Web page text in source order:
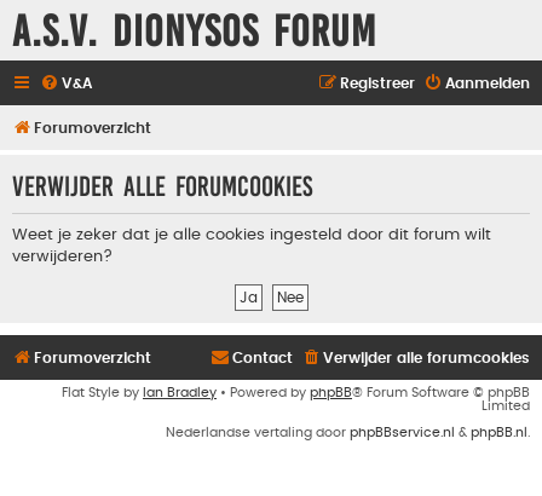
A.S.V. Dionysos Forum
V&A Aanmelden
Registreer
Forumoverzicht
Verwijder alle forumcookies
Weet je zeker dat je alle cookies ingesteld door dit forum wilt
verwijderen?
Forumoverzicht Verwijder alle forumcookies
Contact
Flat Style by Ian Bradley • Powered by phpBB® Forum Software © phpBB
Limited
Nederlandse vertaling door phpBBservice.nl & phpBB.nl